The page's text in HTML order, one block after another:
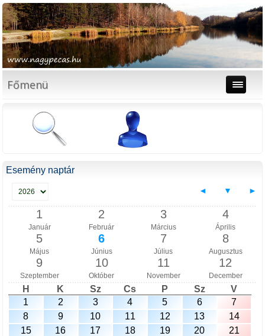
Főmenü
Esemény naptár
◄ ▼ ►
1
Január
2
Február
3
Március
4
Április
5
Május
6
Június
7
Július
8
Augusztus
9
Szeptember
10
Október
11
November
12
December
H K Sz Cs P Sz
V
1
2 3 4 5 6
7
8
9 10 11 12 13
14
15
16 17 18 19 20
21